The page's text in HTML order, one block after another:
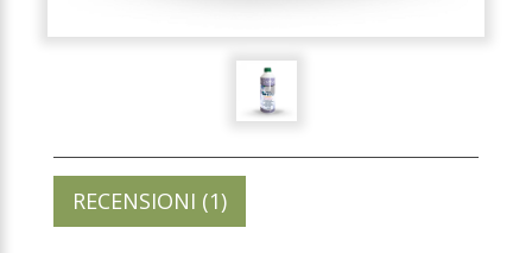
RECENSIONI (1)